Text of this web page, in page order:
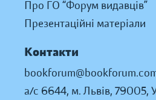
Про ГО “Форум видавців”
Презентаційні матеріали
Контакти
а/с 6644, м. Львів, 79005,